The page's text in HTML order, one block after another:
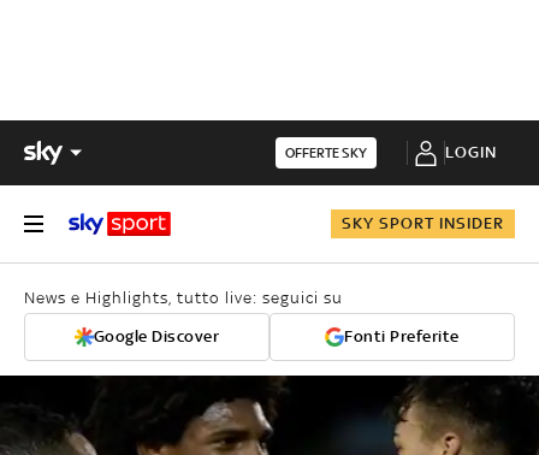
OFFERTE SKY LOGIN
SKY SPORT INSIDER
News e Highlights, tutto live: seguici su
Google Discover Fonti Preferite